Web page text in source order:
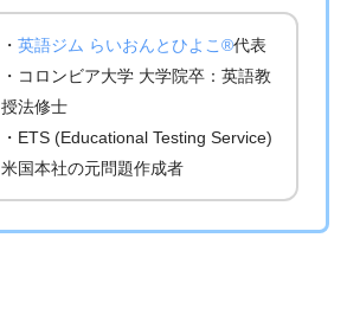
・ 英語ジム らいおんとひよこ®代表
・コロンビア大学 大学院卒：英語教
授法修士
・ETS (Educational Testing Service)
米国本社の元問題作成者